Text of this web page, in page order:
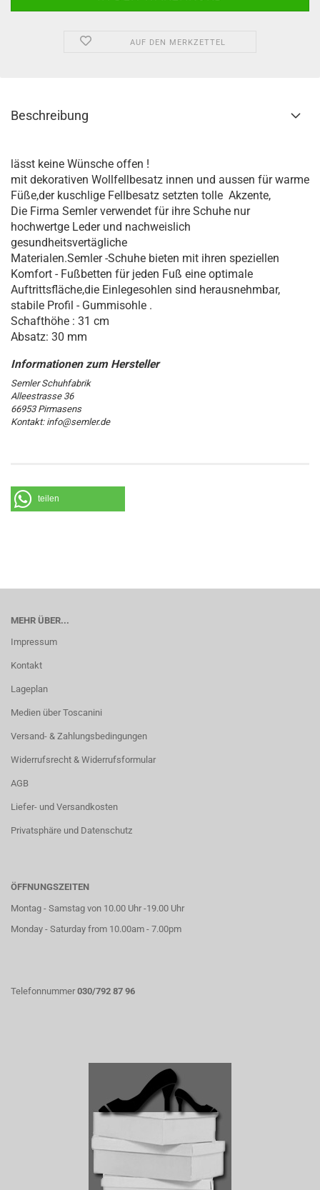
AUF DEN MERKZETTEL
Beschreibung
lässt keine Wünsche offen !
mit dekorativen Wollfellbesatz innen und aussen für warme
Füße,der kuschlige Fellbesatz setzten tolle Akzente,
Die Firma Semler verwendet für ihre Schuhe nur
hochwertge Leder und nachweislich
gesundheitsvertägliche
Materialen.Semler -Schuhe bieten mit ihren speziellen
Komfort - Fußbetten für jeden Fuß eine optimale
Auftrittsfläche,die Einlegesohlen sind herausnehmbar,
stabile Profil - Gummisohle .
Schafthöhe : 31 cm
Absatz: 30 mm
Semler Schuhfabrik
Alleestrasse 36
66953 Pirmasens
Kontakt: info@semler.de
teilen
MEHR ÜBER...
Impressum
Kontakt
Lageplan
Medien über Toscanini
Versand- & Zahlungsbedingungen
Widerrufsrecht & Widerrufsformular
AGB
Liefer- und Versandkosten
Privatsphäre und Datenschutz
ÖFFNUNGSZEITEN
Montag - Samstag von 10.00 Uhr -19.00 Uhr
Monday - Saturday from 10.00am - 7.00pm
Telefonnummer 030/792 87 96